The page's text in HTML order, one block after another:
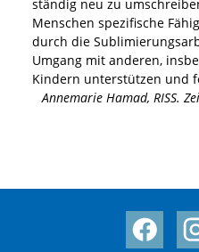
ständig neu zu
Menschen spezifische
durch die
Umgang mit anderen,
Kindern unterstützen und
Annemarie Hamad, RISS.